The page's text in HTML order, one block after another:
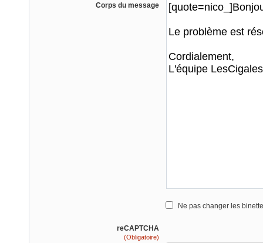
Corps du message
Ne pas changer les
reCAPTCHA
(Obligatoire)